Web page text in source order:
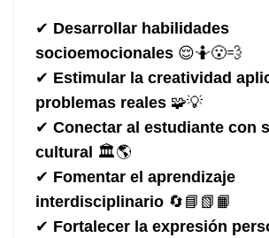
✔ Desarrollar habilidades
socioemocionales 😌🤷😮‍💨
✔ Estimular la creatividad
problemas reales 🧩💡
✔ Conectar al estudiante con
cultural 🏛️🌎
✔ Fomentar el aprendizaje
interdisciplinario 🔄📘📗📙
✔ Fortalecer la expresión